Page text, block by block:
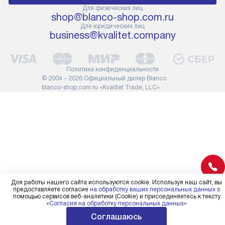
прибора не позволяют его
проходу через дверной проем,
сотрудники транспортной
службы не имеют права
или другие выступающие
элементы, так как это может
повлиять на гарантийное
обслуживание в будущем.
расходных
требуется
Для физических лиц
shop@blanco-shop.com.ru
Для юридических лиц
business@kvalitet.company
© 2004 – 2026 Официальный дилер Blanco
blanco-shop.com.ru «Kvalitet Trade, LLC»
Политика конфиденциальности
Для работы нашего сайта используются cookie. Используя наш сайт, вы
предоставляете согласие на обработку ваших персональных данныхс
помощью сервисов веб-аналитики (Cookie) и присоединяетесь к тексту
«Согласия на обработку персональных данных»
Соглашаюсь